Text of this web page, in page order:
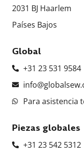
2031 BJ Haarlem
Países Bajos
Global
+31 23 531 9584
Para asistencia
Piezas globales
+31 23 542 5312